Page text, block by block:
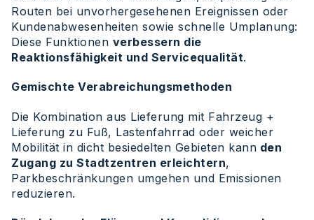
Routen bei unvorhergesehenen Ereignissen oder
Kundenabwesenheiten sowie schnelle Umplanung:
Diese Funktionen verbessern die
Reaktionsfähigkeit und Servicequalität.
Gemischte Verabreichungsmethoden
Die Kombination aus Lieferung mit Fahrzeug +
Lieferung zu Fuß, Lastenfahrrad oder weicher
Mobilität in dicht besiedelten Gebieten kann den
Zugang zu Stadtzentren erleichtern,
Parkbeschränkungen umgehen und Emissionen
reduzieren.